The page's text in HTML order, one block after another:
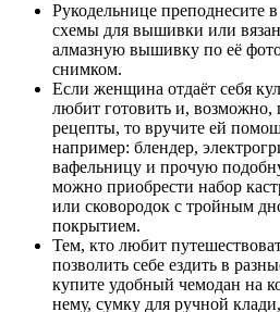
Рукодельнице преподнесите
схемы для вышивки или
алмазную вышивку по её
снимком.
Если женщина отдаёт себя
любит готовить и, возможно,
рецепты, то вручите ей
например: блендер,
вафельницу и прочую
можно приобрести набор
или сковородок с тройным
покрытием.
Тем, кто любит
позволить себе ездить в
купите удобный чемодан на
нему, сумку для ручной